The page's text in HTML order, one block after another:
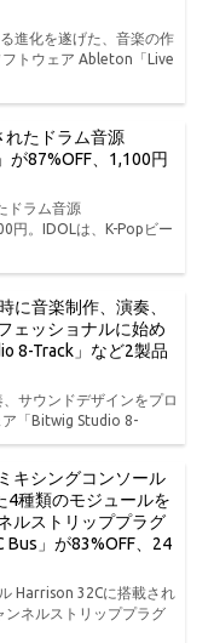
進化を遂げた、音楽の作
トウェア Ableton「Live
れたドラム音源
が87%OFF、1,100円
ドラム音源
円。IDOLは、K-Popビー
に音楽制作、演奏、
ェッショナルに始め
8-Track」など2製品
サウンドデザインをプロ
ア「Bitwig Studio 8-
キシングコンソール
4種類のモジュールを
ルストリッププラグ
Bus」が83%OFF、24
Harrison 32Cに搭載され
ンネルストリッププラグ